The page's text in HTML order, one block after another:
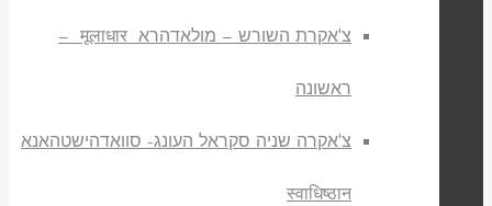
צ'אקרת השורש – מולאדהרא मूलाधार –
ראשונה
צ'אקרה שניה סקראל העונג- סוואדהישטהאנא
स्वाधिष्ठान